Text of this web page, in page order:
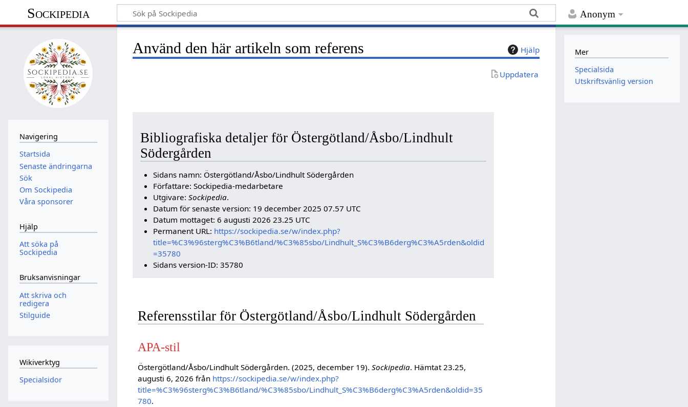
Anonym
Sockipedia
Hjälp
Använd den här artikeln som referens
Uppdatera
Bibliografiska detaljer för Östergötland/Åsbo/Lindhult
Södergården
Sidans namn: Östergötland/Åsbo/Lindhult Södergården
Författare: Sockipedia-medarbetare
Utgivare: Sockipedia.
Datum för senaste version: 19 december 2025 07.57 UTC
Datum mottaget: 6 augusti 2026 23.25 UTC
Permanent URL: https://sockipedia.se/w/index.php?
title=%C3%96sterg%C3%B6tland/%C3%85sbo/Lindhult_S%C3%B6derg%C3%A5rden&oldid
=35780
Sidans version-ID: 35780
Referensstilar för Östergötland/Åsbo/Lindhult Södergården
APA-stil
Östergötland/Åsbo/Lindhult Södergården. (2025, december 19).Sockipedia. Hämtat 23.25,
augusti 6, 2026 från https://sockipedia.se/w/index.php?
title=%C3%96sterg%C3%B6tland/%C3%85sbo/Lindhult_S%C3%B6derg%C3%A5rden&oldid=35
780.
Navigering
Startsida
Senaste ändringarna
Sök
Om Sockipedia
Våra sponsorer
Hjälp
Att söka på
Sockipedia
Bruksanvisningar
Att skriva och
redigera
Stilguide
Wikiverktyg
Specialsidor
Mer
Specialsida
Utskriftsvänlig version